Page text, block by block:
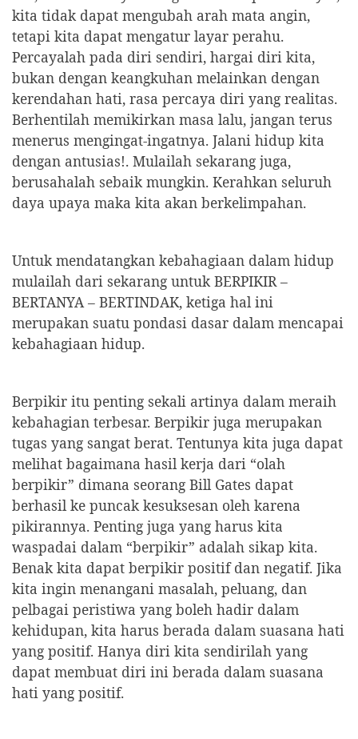
kita tidak dapat mengubah arah mata angin,
tetapi kita dapat mengatur layar perahu.
Percayalah pada diri sendiri, hargai diri kita,
bukan dengan keangkuhan melainkan dengan
kerendahan hati, rasa percaya diri yang realitas.
Berhentilah memikirkan masa lalu, jangan terus
menerus mengingat-ingatnya. Jalani hidup kita
dengan antusias!. Mulailah sekarang juga,
berusahalah sebaik mungkin. Kerahkan seluruh
daya upaya maka kita akan berkelimpahan.
Untuk mendatangkan kebahagiaan dalam hidup
mulailah dari sekarang untuk BERPIKIR –
BERTANYA – BERTINDAK, ketiga hal ini
merupakan suatu pondasi dasar dalam mencapai
kebahagiaan hidup.
Berpikir itu penting sekali artinya dalam meraih
kebahagian terbesar. Berpikir juga merupakan
tugas yang sangat berat. Tentunya kita juga dapat
melihat bagaimana hasil kerja dari “olah
berpikir” dimana seorang Bill Gates dapat
berhasil ke puncak kesuksesan oleh karena
pikirannya. Penting juga yang harus kita
waspadai dalam “berpikir” adalah sikap kita.
Benak kita dapat berpikir positif dan negatif. Jika
kita ingin menangani masalah, peluang, dan
pelbagai peristiwa yang boleh hadir dalam
kehidupan, kita harus berada dalam suasana hati
yang positif. Hanya diri kita sendirilah yang
dapat membuat diri ini berada dalam suasana
hati yang positif.